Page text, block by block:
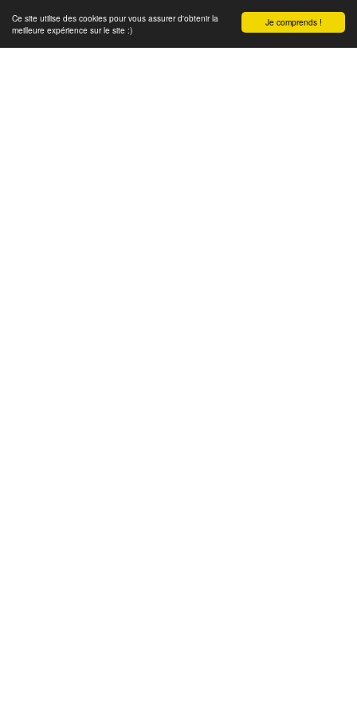
Je comprends !
Ce site utilise des cookies pour vous assurer d'obtenir la
meilleure expérience sur le site :)